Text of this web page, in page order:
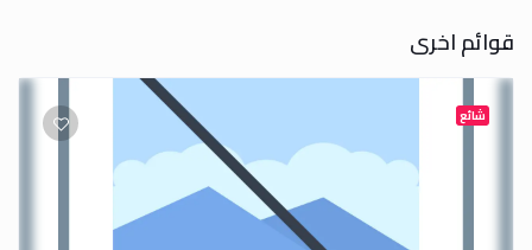
قوائم اخرى
شائع